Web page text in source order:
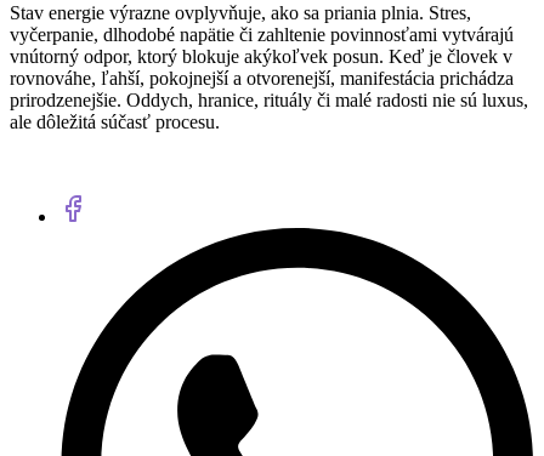
Stav energie výrazne ovplyvňuje, ako sa priania plnia. Stres,
vyčerpanie, dlhodobé napätie či zahltenie povinnosťami vytvárajú
vnútorný odpor, ktorý blokuje akýkoľvek posun. Keď je človek v
rovnováhe, ľahší, pokojnejší a otvorenejší, manifestácia prichádza
prirodzenejšie. Oddych, hranice, rituály či malé radosti nie sú luxus,
ale dôležitá súčasť procesu.